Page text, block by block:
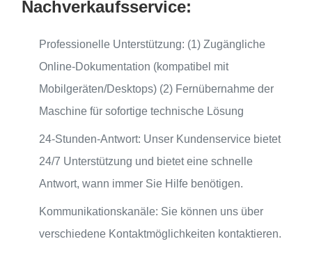
Nachverkaufsservice:
Professionelle Unterstützung: (1) Zugängliche
Online-Dokumentation (kompatibel mit
Mobilgeräten/Desktops) (2) Fernübernahme der
Maschine für sofortige technische Lösung
24-Stunden-Antwort: Unser Kundenservice bietet
24/7 Unterstützung und bietet eine schnelle
Antwort, wann immer Sie Hilfe benötigen.
Kommunikationskanäle: Sie können uns über
verschiedene Kontaktmöglichkeiten kontaktieren.